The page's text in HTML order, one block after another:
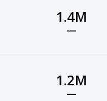
1.4M
—
1.2M
—